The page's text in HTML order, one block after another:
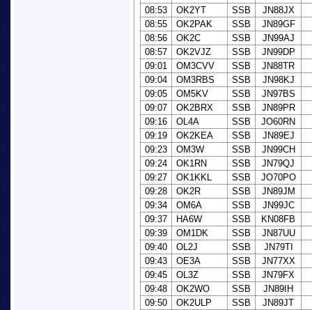
08:53
OK2YT SSB
JN88JX
08:55
OK2PAK SSB
JN89GF
08:56
OK2C SSB
JN99AJ
08:57
OK2VJZ SSB
JN99DP
09:01
OM3CVV SSB
JN88TR
09:04
OM3RBS SSB
JN98KJ
09:05
OM5KV SSB
JN97BS
09:07
OK2BRX SSB
JN89PR
09:16
OL4A SSB
JO60RN
09:19
OK2KEA SSB
JN89EJ
09:23
OM3W SSB
JN99CH
09:24
OK1RN SSB
JN79QJ
09:27
OK1KKL SSB
JO70PO
09:28
OK2R SSB
JN89JM
09:34
OM6A SSB
JN99JC
09:37
HA6W SSB
KN08FB
09:39
OM1DK SSB
JN87UU
09:40
OL2J SSB
JN79TI
09:43
OE3A SSB
JN77XX
09:45
OL3Z SSB
JN79FX
09:48
OK2WO SSB
JN89IH
09:50
OK2ULP SSB
JN89JT